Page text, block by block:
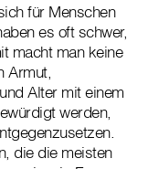
für Menschen
es oft schwer,
macht man keine
Armut,
Alter mit einem
werden,
die die meisten